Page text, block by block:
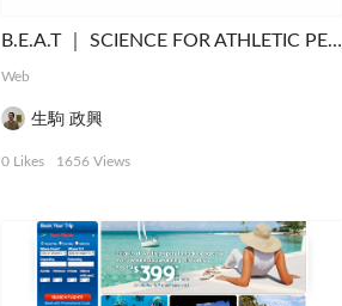
B.E.A.T ｜ SCIENCE FOR ATHLETIC PERFORMANCE
Web
生駒 政興
0 Likes 1656 Views